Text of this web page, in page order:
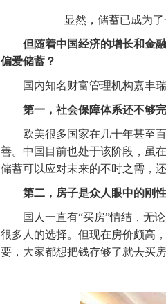
显然，储蓄已成为了
但随着中国经济的增长和金
偏爱储蓄？
国内知名财富管理机构嘉丰瑞
第一，社会保障体系还不够完
欧美很多国家在几十年甚至百
善。中国目前也处于该阶段，虽
储蓄可以应对未来的不时之需，
第二，房子是众人眼中的刚性
国人一直有“买房”情结，无论
很多人的选择。但现在房价颇高
要，大家都想把钱存够了就去买房